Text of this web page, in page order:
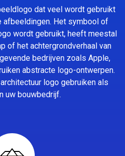
dat veel wordt gebruikt
afbeeldingen. Het symbool of
wordt gebruikt, heeft meestal
of het achtergrondverhaal van
bedrijven zoals Apple,
abstracte logo-ontwerpen.
logo gebruiken als
uw bouwbedrijf.